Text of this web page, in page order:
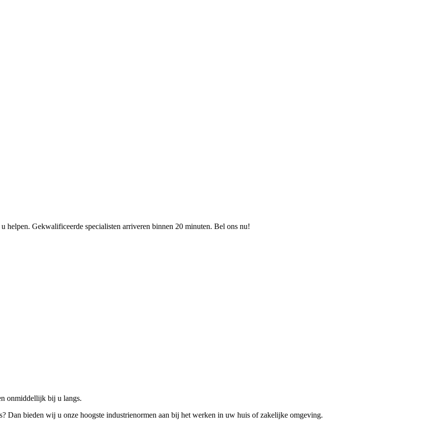
helpen. Gekwalificeerde specialisten arriveren binnen 20 minuten. Bel ons nu!
onmiddellijk bij u langs.
Dan bieden wij u onze hoogste industrienormen aan bij het werken in uw huis of zakelijke omgeving.